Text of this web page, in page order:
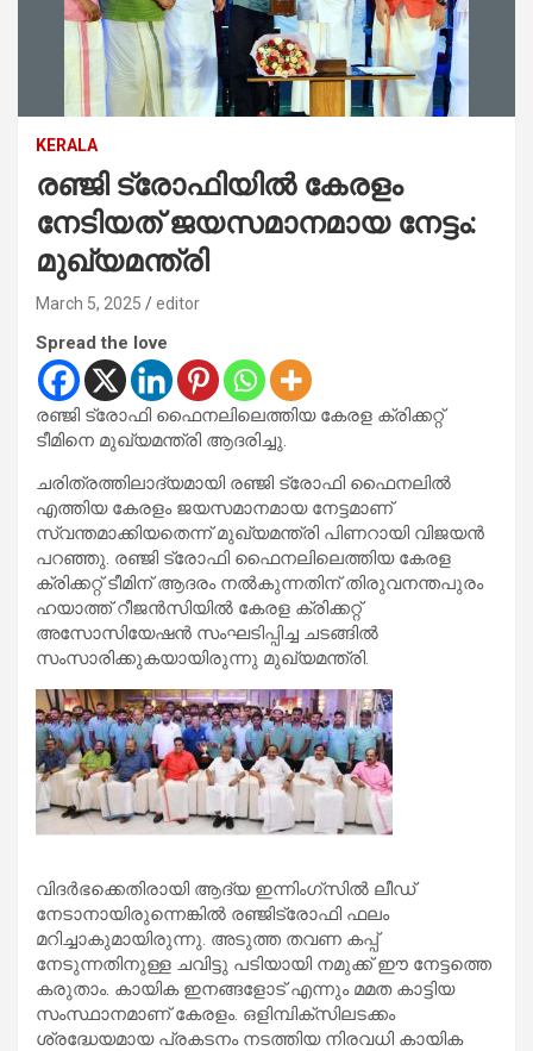
KERALA
രഞ്ജി ട്രോഫിയിൽ കേരളം
നേടിയത് ജയസമാനമായ നേട്ടം:
മുഖ്യമന്ത്രി
March 5, 2025 editor
Spread the love
രഞ്ജി ട്രോഫി ഫൈനലിലെത്തിയ കേരള ക്രിക്കറ്റ്
ടീമിനെ മുഖ്യമന്ത്രി ആദരിച്ചു.
ചരിത്രത്തിലാദ്യമായി രഞ്ജി ട്രോഫി ഫൈനലിൽ
എത്തിയ കേരളം ജയസമാനമായ നേട്ടമാണ്
സ്വന്തമാക്കിയതെന്ന് മുഖ്യമന്ത്രി പിണറായി വിജയൻ
പറഞ്ഞു. രഞ്ജി ട്രോഫി ഫൈനലിലെത്തിയ കേരള
ക്രിക്കറ്റ് ടീമിന് ആദരം നൽകുന്നതിന് തിരുവനന്തപുരം
ഹയാത്ത് റീജൻസിയിൽ കേരള ക്രിക്കറ്റ്
അസോസിയേഷൻ സംഘടിപ്പിച്ച ചടങ്ങിൽ
സംസാരിക്കുകയായിരുന്നു മുഖ്യമന്ത്രി.
വിദർഭക്കെതിരായി ആദ്യ ഇന്നിംഗ്‌സിൽ ലീഡ്
നേടാനായിരുന്നെങ്കിൽ രഞ്ജിട്രോഫി ഫലം
മറിച്ചാകുമായിരുന്നു. അടുത്ത തവണ കപ്പ്
നേടുന്നതിനുള്ള ചവിട്ടു പടിയായി നമുക്ക് ഈ നേട്ടത്തെ
കരുതാം. കായിക ഇനങ്ങളോട് എന്നും മമത കാട്ടിയ
സംസ്ഥാനമാണ് കേരളം. ഒളിമ്പിക്‌സിലടക്കം
ശ്രദ്ധേയമായ പ്രകടനം നടത്തിയ നിരവധി കായിക